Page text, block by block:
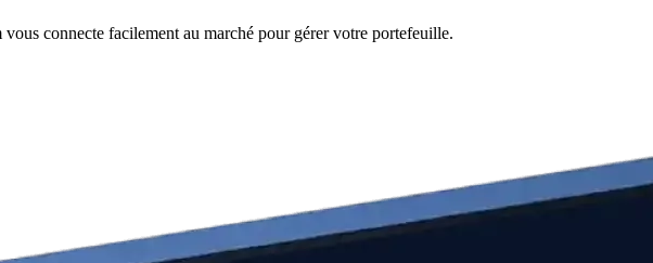
connecte facilement au marché pour gérer votre portefeuille.